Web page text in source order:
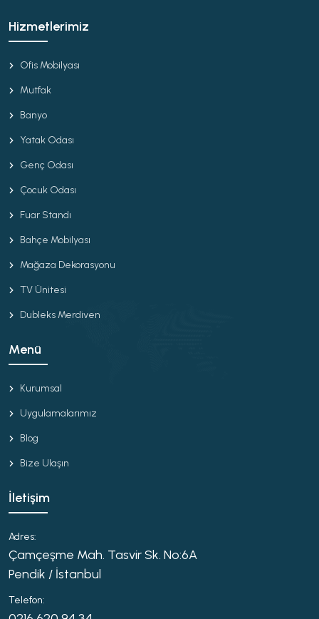
Hizmetlerimiz
Ofis Mobilyası
Mutfak
Banyo
Yatak Odası
Genç Odası
Çocuk Odası
Fuar Standı
Bahçe Mobilyası
Mağaza Dekorasyonu
TV Ünitesi
Dubleks Merdiven
Menü
Kurumsal
Uygulamalarımız
Blog
Bize Ulaşın
İletişim
Adres:
Çamçeşme Mah. Tasvir Sk. No:6A
Pendik / İstanbul
Telefon: